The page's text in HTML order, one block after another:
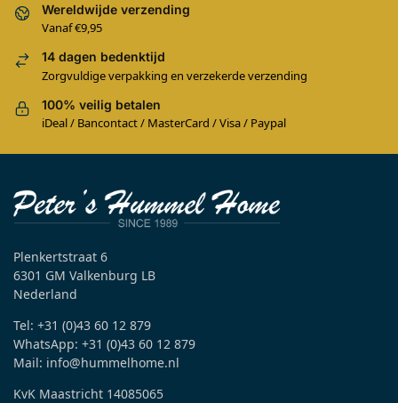
Wereldwijde verzending
Vanaf €9,95
14 dagen bedenktijd
Zorgvuldige verpakking en verzekerde verzending
100% veilig betalen
iDeal / Bancontact / MasterCard / Visa / Paypal
Plenkertstraat 6
6301 GM Valkenburg LB
Nederland
Tel: +31 (0)43 60 12 879
WhatsApp: +31 (0)43 60 12 879
Mail: info@hummelhome.nl
KvK Maastricht 14085065